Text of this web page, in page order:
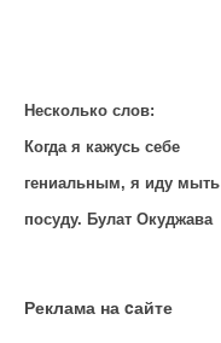
Несколько слов:
Когда я кажусь себе
гениальным, я иду мыть
посуду. Булат Окуджава
Реклама на cайте